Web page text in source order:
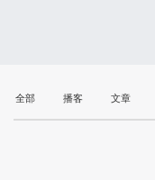
全部 播客 文章